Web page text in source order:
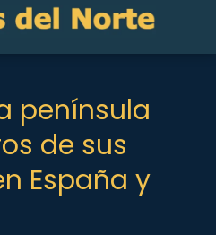
península
de sus
España y